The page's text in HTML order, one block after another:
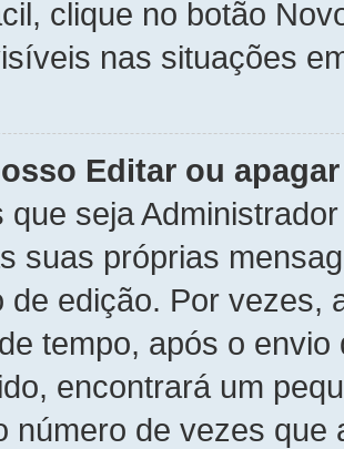
clique no botão
nas situações
Editar ou
que seja
suas próprias
de edição. Por vezes,
tempo, após o
encontrará um
número de vezes que